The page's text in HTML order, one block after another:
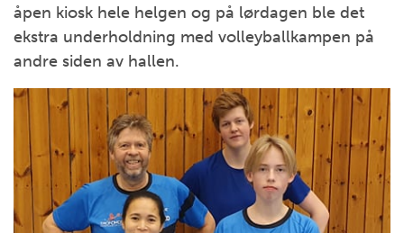
åpen kiosk hele helgen og på lørdagen ble det
ekstra underholdning med volleyballkampen på
andre siden av hallen.